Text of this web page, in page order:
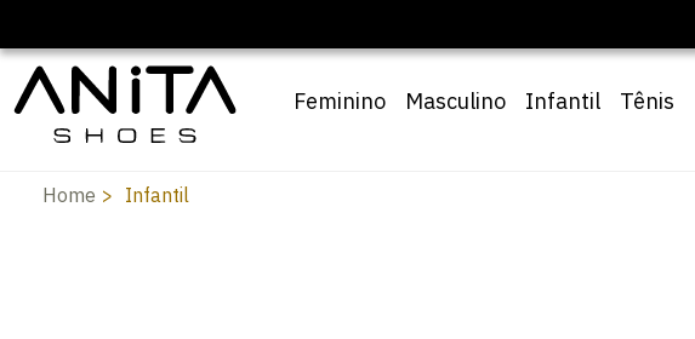
Feminino Masculino Infantil Tênis
Home Infantil